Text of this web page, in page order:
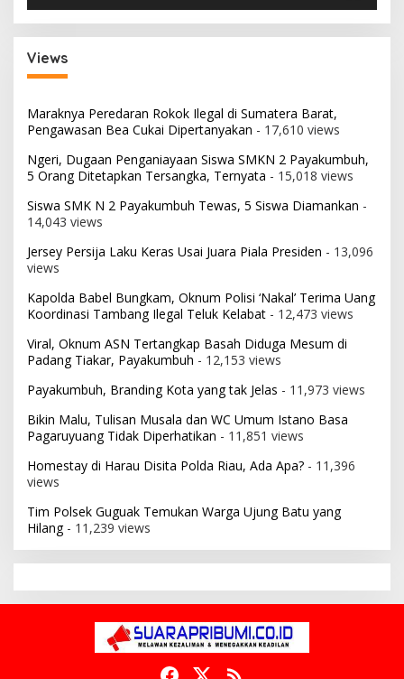
Views
Maraknya Peredaran Rokok Ilegal di Sumatera Barat,
Pengawasan Bea Cukai Dipertanyakan - 17,610 views
Ngeri, Dugaan Penganiayaan Siswa SMKN 2 Payakumbuh,
5 Orang Ditetapkan Tersangka, Ternyata - 15,018 views
Siswa SMK N 2 Payakumbuh Tewas, 5 Siswa Diamankan -
14,043 views
Jersey Persija Laku Keras Usai Juara Piala Presiden - 13,096
views
Kapolda Babel Bungkam, Oknum Polisi ‘Nakal’ Terima Uang
Koordinasi Tambang Ilegal Teluk Kelabat - 12,473 views
Viral, Oknum ASN Tertangkap Basah Diduga Mesum di
Padang Tiakar, Payakumbuh - 12,153 views
Payakumbuh, Branding Kota yang tak Jelas - 11,973 views
Bikin Malu, Tulisan Musala dan WC Umum Istano Basa
Pagaruyuang Tidak Diperhatikan - 11,851 views
Homestay di Harau Disita Polda Riau, Ada Apa? - 11,396
views
Tim Polsek Guguak Temukan Warga Ujung Batu yang
Hilang- 11,239 views